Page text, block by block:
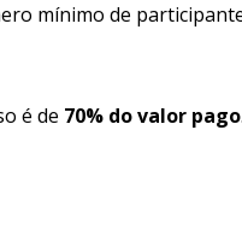
mínimo de
é de 70% do valor pago.